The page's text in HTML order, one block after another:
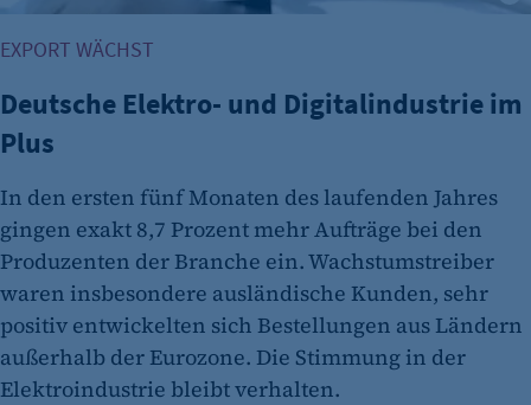
Besuchers, wenn auf der Seite des Kunden das
Tracking Opt-In ausgespielt wird. Wird auch
Cookie Laufzeit:
fe_typo_user
Name:
fe_typo_user
CMS TYPO3
Zweck:
EXPORT WÄCHST
Deutsche Elektro- und Digitalindustrie im
Plus
In den ersten fünf Monaten des laufenden Jahres
gingen exakt 8,7 Prozent mehr Aufträge bei den
Produzenten der Branche ein. Wachstumstreiber
waren insbesondere ausländische Kunden, sehr
positiv entwickelten sich Bestellungen aus Ländern
außerhalb der Eurozone. Die Stimmung in der
Elektroindustrie bleibt verhalten.